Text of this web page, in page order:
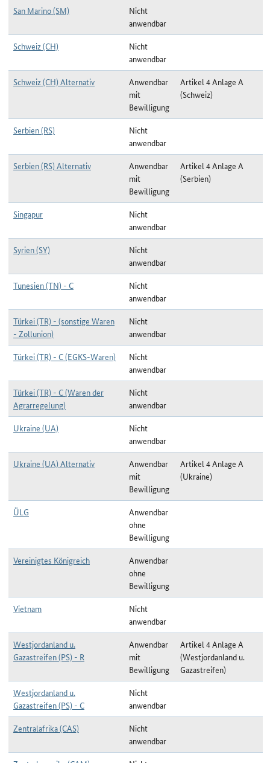
San Marino (SM)
Nicht
anwendbar
Schweiz (CH)
Nicht
anwendbar
Schweiz (CH) Alternativ
Anwendbar
mit
Bewilligung
Artikel 4 Anlage A
(Schweiz)
Serbien (RS)
Nicht
anwendbar
Serbien (RS) Alternativ
Anwendbar
mit
Bewilligung
Artikel 4 Anlage A
(Serbien)
Singapur
Nicht
anwendbar
Syrien (SY)
Nicht
anwendbar
Tunesien (TN) - C
Nicht
anwendbar
Türkei (TR) - (sonstige Waren
- Zollunion)
Nicht
anwendbar
Türkei (TR) - C (EGKS-Waren)
Nicht
anwendbar
Türkei (TR) - C (Waren der
Agrarregelung)
Nicht
anwendbar
Ukraine (UA)
Nicht
anwendbar
Ukraine (UA) Alternativ
Anwendbar
mit
Bewilligung
Artikel 4 Anlage A
(Ukraine)
ÜLG
Anwendbar
ohne
Bewilligung
Vereinigtes Königreich
Anwendbar
ohne
Bewilligung
Vietnam
Nicht
anwendbar
Westjordanland u.
Gazastreifen (PS) - R
Anwendbar
mit
Bewilligung
Artikel 4 Anlage A
(Westjordanland u.
Gazastreifen)
Westjordanland u.
Gazastreifen (PS) - C
Nicht
anwendbar
Zentralafrika (CAS)
Nicht
anwendbar